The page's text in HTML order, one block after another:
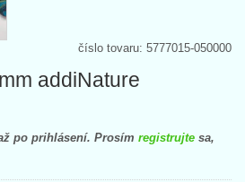
číslo tovaru: 5777015-050000
addiNature
po prihlásení. Prosím registrujte sa,